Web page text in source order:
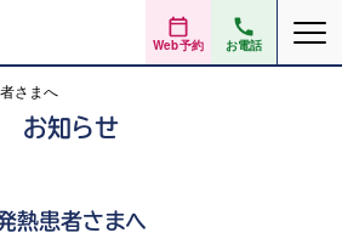
Web予約 お電話
さまへ
お知らせ
熱患者さまへ